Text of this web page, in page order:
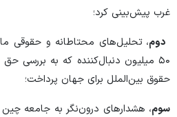
غرب پیش‌بینی کرد؛
دوم، تحلیل‌های محتاطانه و حقوقی
۵۰ میلیون دنبال‌کننده که به بررسی
حقوق بین‌الملل برای جهان پرداخت؛
سوم، هشدارهای درون‌نگر به جامعه چین